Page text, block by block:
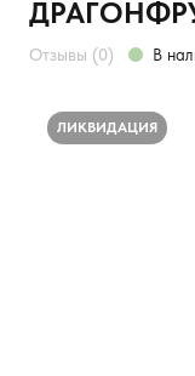
О нас
Отзывы (0) В
ЛИКВИДАЦИЯ